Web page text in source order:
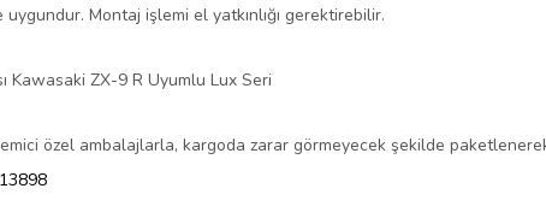
uygundur. Montaj işlemi el yatkınlığı gerektirebilir.
Kawasaki ZX-9 R Uyumlu Lux Seri
özel ambalajlarla, kargoda zarar görmeyecek şekilde